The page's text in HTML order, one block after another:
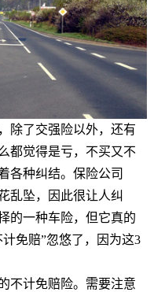
除了交强险以外，还有
都觉得是亏，不买又不
各种纠结。保险公司
乱坠，因此很让人纠
的一种车险，但它真的
免赔”忽悠了，因为这3
计免赔险。需要注意